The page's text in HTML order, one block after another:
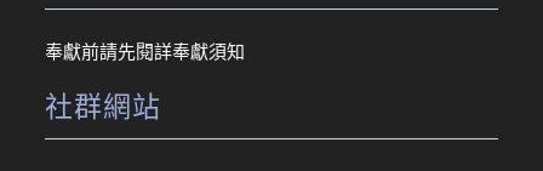
奉獻前請先閱詳奉獻須知
社群網站